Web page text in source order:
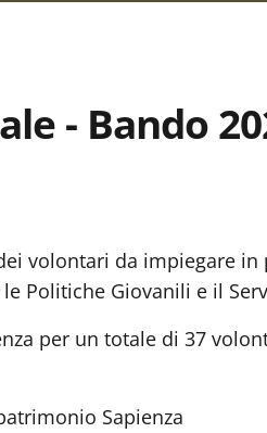
- Bando
volontari da impiegare
Politiche Giovanili e il
per un totale di 37
Sapienza